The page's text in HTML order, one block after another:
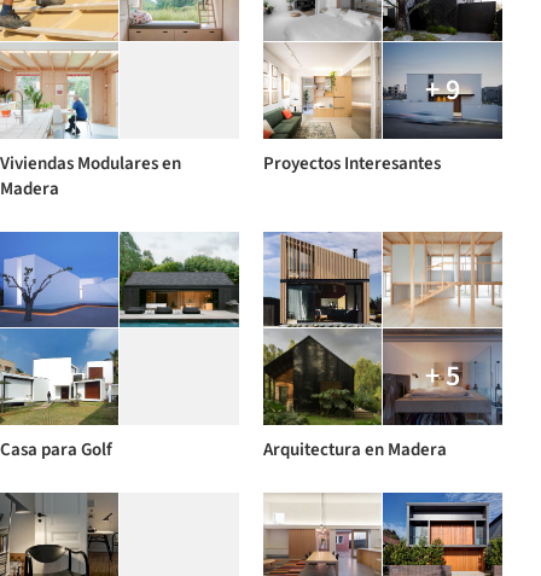
Viviendas Modulares en
Madera
+ 9
Proyectos Interesantes
Casa para Golf
+ 5
Arquitectura en Madera